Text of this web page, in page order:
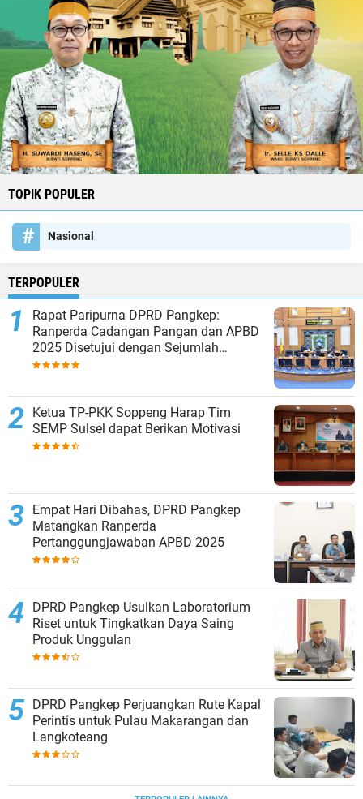
TOPIK POPULER
Nasional
TERPOPULER
Rapat Paripurna DPRD Pangkep:
Ranperda Cadangan Pangan dan APBD
2025 Disetujui dengan Sejumlah
Catatan
Ketua TP-PKK Soppeng Harap Tim
SEMP Sulsel dapat Berikan Motivasi
Empat Hari Dibahas, DPRD Pangkep
Matangkan Ranperda
Pertanggungjawaban APBD 2025
DPRD Pangkep Usulkan Laboratorium
Riset untuk Tingkatkan Daya Saing
Produk Unggulan
DPRD Pangkep Perjuangkan Rute Kapal
Perintis untuk Pulau Makarangan dan
Langkoteang